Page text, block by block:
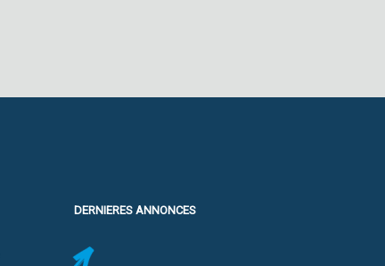
DERNIERES ANNONCES